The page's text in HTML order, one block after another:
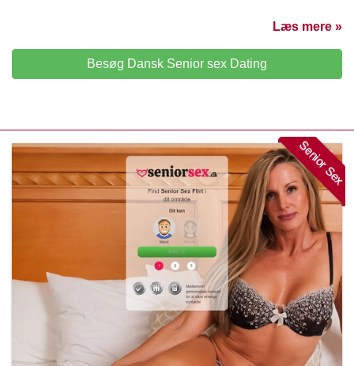
Læs mere »
Besøg Dansk Senior sex Dating
Senior Sex